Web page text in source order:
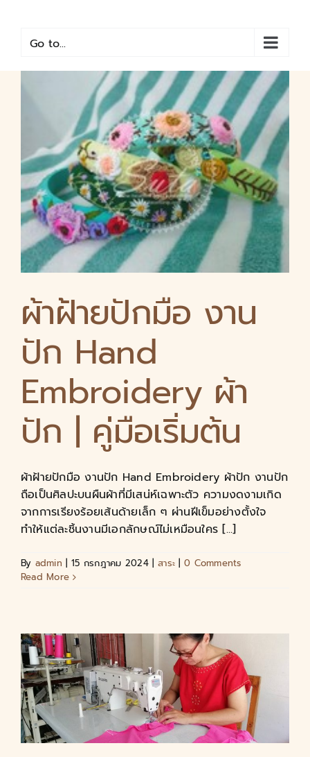
contentGo to...
ผ้าฝ้ายปักมือ งาน
ปัก Hand
Embroidery ผ้า
ปัก | คู่มือเริ่มต้น
ผ้าฝ้ายปักมือ งานปัก Hand Embroidery ผ้าปัก งานปัก
ถือเป็นศิลปะบนผืนผ้าที่มีเสน่ห์เฉพาะตัว ความงดงามเกิด
จากการเรียงร้อยเส้นด้ายเล็ก ๆ ผ่านฝีเข็มอย่างตั้งใจ
ทำให้แต่ละชิ้นงานมีเอกลักษณ์ไม่เหมือนใคร [...]
By admin | 15 กรกฎาคม 2024 | สาระ | 0 Comments
Read More